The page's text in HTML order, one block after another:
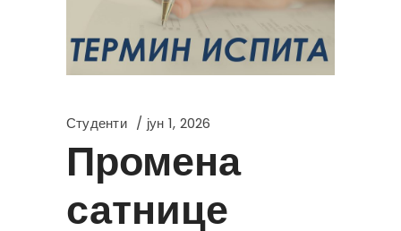
Студенти јун 1, 2026
Промена
сатнице